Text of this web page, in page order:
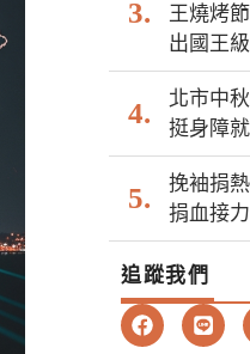
王燒烤
出國王
北市中
挺身障就
挽袖捐
捐血接
追蹤我們
F
a
L
i